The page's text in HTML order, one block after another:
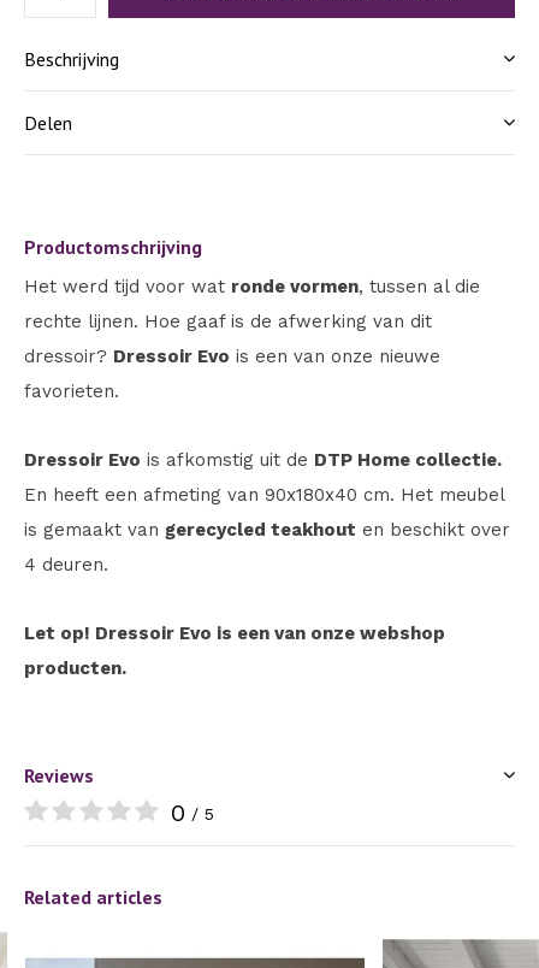
Beschrijving
Delen
Productomschrijving
Het werd tijd voor wat ronde vormen, tussen al die
rechte lijnen. Hoe gaaf is de afwerking van dit
dressoir? Dressoir Evo is een van onze nieuwe
favorieten.
Dressoir Evo is afkomstig uit de DTP Home collectie.
En heeft een afmeting van 90x180x40 cm. Het meubel
is gemaakt van gerecycled teakhout en beschikt over
4 deuren.
Let op! Dressoir Evo is een van onze webshop
producten.
Reviews
0 / 5
Related articles